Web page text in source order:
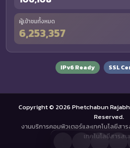
ผู้เข้าชมทั้งหมด
6,253,357
IPv6 Ready SSL
Copyright © 2026 Phetchabun
Reserved.
งานบริการคอมพิวเตอร์และเทคโนโลยีสา
เทคโนโลยีสารสน